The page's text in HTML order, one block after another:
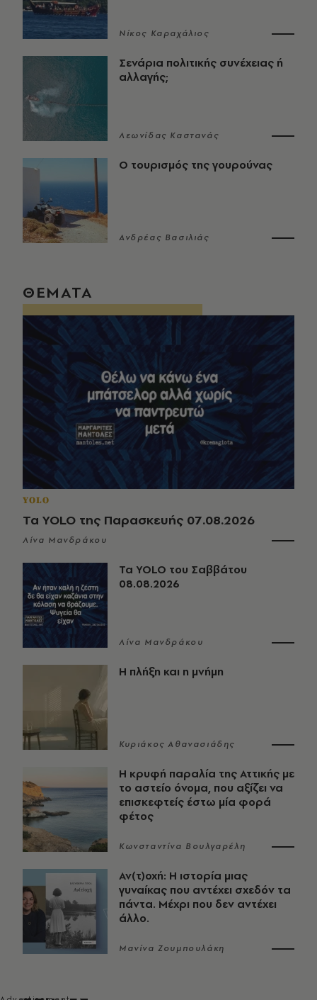
Νίκος Καραχάλιος
Σενάρια πολιτικής συνέχειας ή
αλλαγής;
Λεωνίδας Καστανάς
Ο τουρισμός της γουρούνας
Ανδρέας Βασιλιάς
ΘΕΜΑΤΑ
YOLO
Τα YOLO της Παρασκευής 07.08.2026
Λίνα Μανδράκου
Τα YOLO του Σαββάτου
08.08.2026
Λίνα Μανδράκου
Η πλήξη και η μνήμη
Κυριάκος Αθανασιάδης
Η κρυφή παραλία της Αττικής με
το αστείο όνομα, που αξίζει να
επισκεφτείς έστω μία φορά
φέτος
Κωνσταντίνα Βουλγαρέλη
Αν(τ)οχή: Η ιστορία μιας
γυναίκας που αντέχει σχεδόν τα
πάντα. Μέχρι που δεν αντέχει
άλλο.
Μανίνα Ζουμπουλάκη